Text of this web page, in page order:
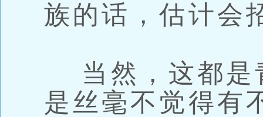
族的话，估计会
当然，这都是
是丝毫不觉得有